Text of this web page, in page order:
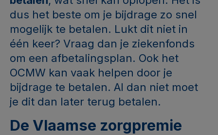
dus het beste om je bijdrage zo snel
mogelijk te betalen. Lukt dit niet in
één keer? Vraag dan je ziekenfonds
om een afbetalingsplan. Ook het
OCMW kan vaak helpen door je
bijdrage te betalen. Al dan niet moet
je dit dan later terug betalen.
De Vlaamse zorgpremie